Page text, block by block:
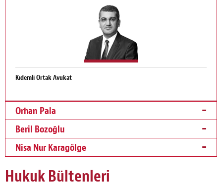
Kıdemli Ortak Avukat
Orhan Pala
Beril Bozoğlu
Nisa Nur Karagölge
Hukuk Bültenleri